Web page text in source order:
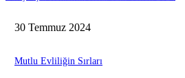
30 Temmuz 2024
Mutlu Evliliğin Sırları